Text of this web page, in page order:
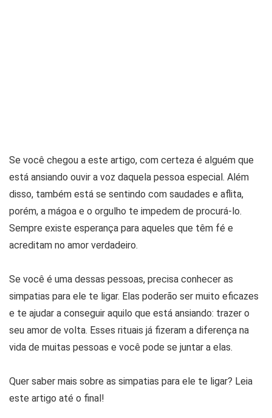
Se você chegou a este artigo, com certeza é alguém que
está ansiando ouvir a voz daquela pessoa especial. Além
disso, também está se sentindo com saudades e aflita,
porém, a mágoa e o orgulho te impedem de procurá-lo.
Sempre existe esperança para aqueles que têm fé e
acreditam no amor verdadeiro.
Se você é uma dessas pessoas, precisa conhecer as
simpatias para ele te ligar. Elas poderão ser muito eficazes
e te ajudar a conseguir aquilo que está ansiando: trazer o
seu amor de volta. Esses rituais já fizeram a diferença na
vida de muitas pessoas e você pode se juntar a elas.
Quer saber mais sobre as simpatias para ele te ligar? Leia
este artigo até o final!